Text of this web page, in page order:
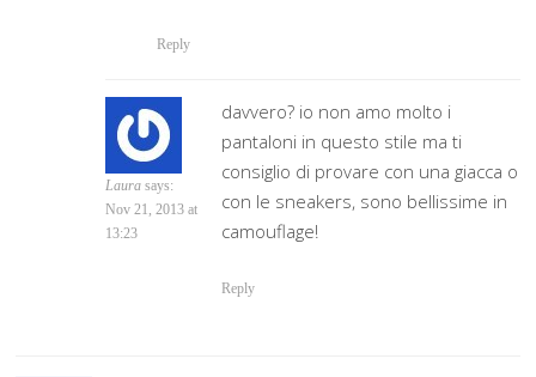
Reply
Laura says:
Nov 21, 2013 at
13:23
davvero? io non amo molto i
pantaloni in questo stile ma ti
consiglio di provare con una giacca o
con le sneakers, sono bellissime in
camouflage!
Reply